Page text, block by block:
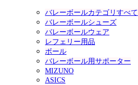
バレーボールカテゴリすべて
バレーボールシューズ
バレーボールウェア
レフェリー用品
ボール
バレーボール用サポーター
MIZUNO
ASICS